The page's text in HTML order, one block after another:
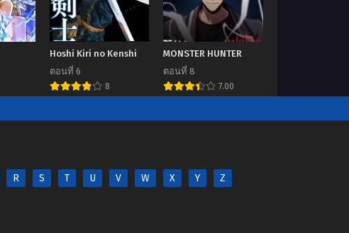
Hoshi Kiri no Kenshi
ตอนที่ 6
8
MONSTER HUNTER
ตอนที่ 8
7.00
R S T U V W X Y Z